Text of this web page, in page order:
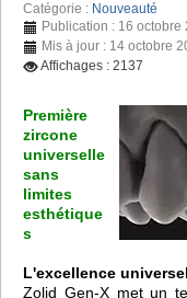
Catégorie : Nouveauté
Publication : 16 octobre
Mis à jour : 14 octobre
Affichages : 2137
Première
zircone
universelle
sans
limites
esthétique
s
L'excellence
Zolid Gen-X met un